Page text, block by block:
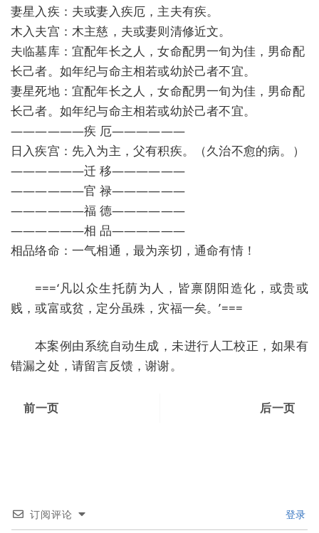
妻星入疾：夫或妻入疾厄，主夫有疾。
木入夫宫：木主慈，夫或妻则清修近文。
夫临墓库：宜配年长之人，女命配男一旬为佳，男命配
长己者。如年纪与命主相若或幼於己者不宜。
妻星死地：宜配年长之人，女命配男一旬为佳，男命配
长己者。如年纪与命主相若或幼於己者不宜。
——————疾 厄——————
日入疾宫：先入为主，父有积疾。（久治不愈的病。）
——————迁 移——————
——————官 禄——————
——————福 德——————
——————相 品——————
相品络命：一气相通，最为亲切，通命有情！
===‘凡以众生托荫为人，皆禀阴阳造化，或贵或
贱，或富或贫，定分虽殊，灾福一矣。’===
本案例由系统自动生成，未进行人工校正，如果有
错漏之处，请留言反馈，谢谢。
前一页 后一页
订阅评论 登录